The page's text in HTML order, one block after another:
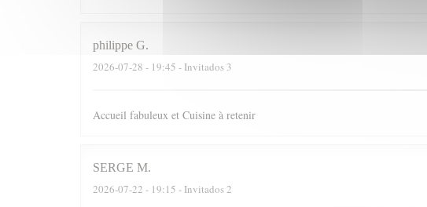
philippe G
2026-07-28 - 19:45 - Invitados 3
Accueil fabuleux et Cuisine à retenir
SERGE M
2026-07-22 - 19:15 - Invitados 2